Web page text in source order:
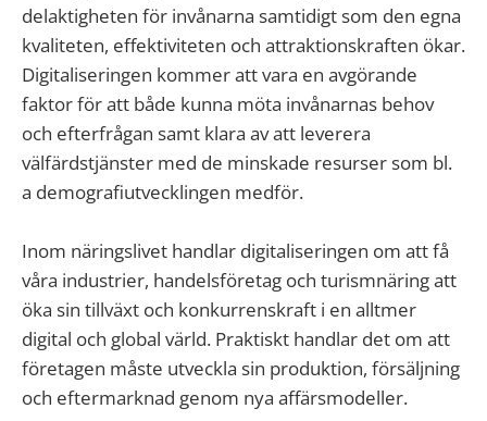
delaktigheten för invånarna samtidigt som den egna
kvaliteten, effektiviteten och attraktionskraften ökar.
Digitaliseringen kommer att vara en avgörande
faktor för att både kunna möta invånarnas behov
och efterfrågan samt klara av att leverera
välfärdstjänster med de minskade resurser som bl.
a demografiutvecklingen medför.
Inom näringslivet handlar digitaliseringen om att få
våra industrier, handelsföretag och turismnäring att
öka sin tillväxt och konkurrenskraft i en alltmer
digital och global värld. Praktiskt handlar det om att
företagen måste utveckla sin produktion, försäljning
och eftermarknad genom nya affärsmodeller.